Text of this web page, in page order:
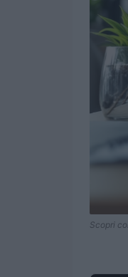
Scopri